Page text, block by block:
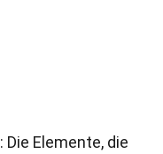
: Die Elemente, die